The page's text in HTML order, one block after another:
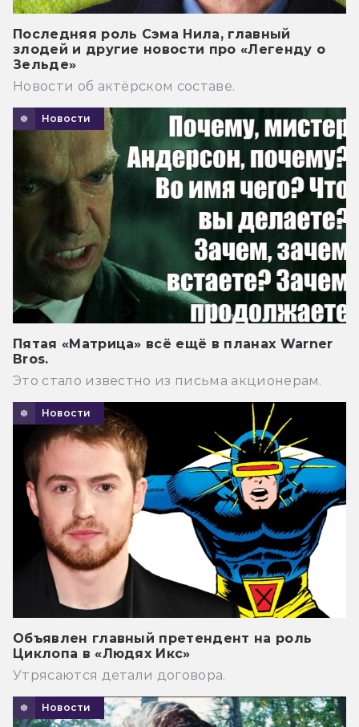
Последняя роль Сэма Нила, главный
злодей и другие новости про «Легенду о
Зельде»
Новости об актёрском составе.
Новости
Пятая «Матрица» всё ещё в планах Warner
Bros.
Это стало известно из письма акционерам.
Новости
Объявлен главный претендент на роль
Циклопа в «Людях Икс»
Утрясаются детали договора.
Новости